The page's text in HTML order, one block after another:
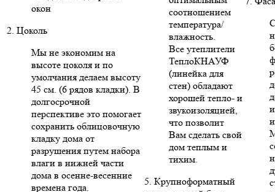
окон
2. Цоколь
Мы не экономим на
высоте цоколя и по
умолчания делаем высоту
45 см. (6 рядов кладки). В
долгосрочной
перспективе это помогает
сохранить облицовочную
кладку дома от
разрушения путем набора
влаги в нижней части
дома в осенне-весенние
времена года.
соотношением
температура/
влажность.
Все утеплители
ТеплоКНАУФ
(линейка для
стен) обладают
хорошей тепло- и
звукоизоляцией,
что позволит
Вам сделать свой
дом теплым и
тихим.
5. Крупноформатный